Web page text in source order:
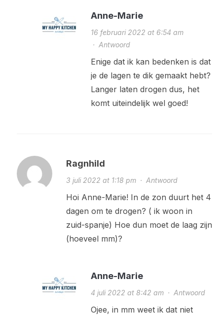
Anne-Marie
16 februari 2022 at 6:54 am
· Antwoord
Enige dat ik kan bedenken is dat
je de lagen te dik gemaakt hebt?
Langer laten drogen dus, het
komt uiteindelijk wel goed!
Ragnhild
3 juli 2022 at 1:18 pm· Antwoord
Hoi Anne-Marie! In de zon duurt het 4
dagen om te drogen? ( ik woon in
zuid-spanje) Hoe dun moet de laag zijn
(hoeveel mm)?
Anne-Marie
4 juli 2022 at 8:42 am· Antwoord
Ojee, in mm weet ik dat niet